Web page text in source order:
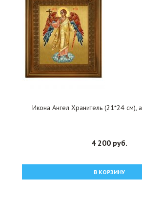
Икона Ангел Хранитель (21*24 см),
4 200 руб.
В КОРЗИНУ